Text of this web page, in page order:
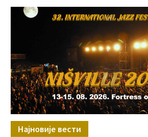
Најновије вести